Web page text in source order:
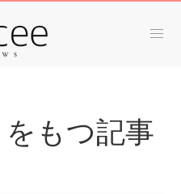
をもつ記事